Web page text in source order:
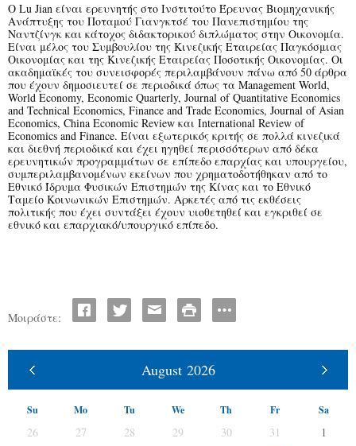
Ο Lu Jian είναι ερευνητής στο Ινστιτούτο Έρευνας Βιομηχανικής
Ανάπτυξης του Ποταμού Γιανγκτσέ του Πανεπιστημίου της
Ναντζίνγκ και κάτοχος διδακτορικού διπλώματος στην Οικονομία.
Είναι μέλος του Συμβουλίου της Κινεζικής Εταιρείας Παγκόσμιας
Οικονομίας και της Κινεζικής Εταιρείας Ποσοτικής Οικονομίας. Οι
ακαδημαϊκές του συνεισφορές περιλαμβάνουν πάνω από 50 άρθρα
που έχουν δημοσιευτεί σε περιοδικά όπως τα Management World,
World Economy, Economic Quarterly, Journal of Quantitative Economics
and Technical Economics, Finance and Trade Economics, Journal of Asian
Economics, China Economic Review και International Review of
Economics and Finance. Είναι εξωτερικός κριτής σε πολλά κινεζικά
και διεθνή περιοδικά και έχει ηγηθεί περισσότερων από δέκα
ερευνητικών προγραμμάτων σε επίπεδο επαρχίας και υπουργείου,
συμπεριλαμβανομένων εκείνων που χρηματοδοτήθηκαν από το
Εθνικό Ίδρυμα Φυσικών Επιστημών της Κίνας και το Εθνικό
Ταμείο Κοινωνικών Επιστημών. Αρκετές από τις εκθέσεις
πολιτικής που έχει συντάξει έχουν υιοθετηθεί και εγκριθεί σε
εθνικό και επαρχιακό/υπουργικό επίπεδο.
Μοιράστε:
August 2026
Su Mo Tu We Th Fr Sa
26 27 28 29 30 31
1